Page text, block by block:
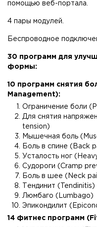
помощью веб-портала.
4 пары модулей.
Беспроводное
30 программ для
формы:
10 программ снятия
Management):
Ограничение боли
Для снятия
tension)
Мышечная боль
Боль в спине (Back
Усталость ног
Судороги (Cramp
Боль в шее (Neck
Тендинит (Tendinitis)
Люмбаго (Lumbago)
Эпикондилит
14 фитнес программ